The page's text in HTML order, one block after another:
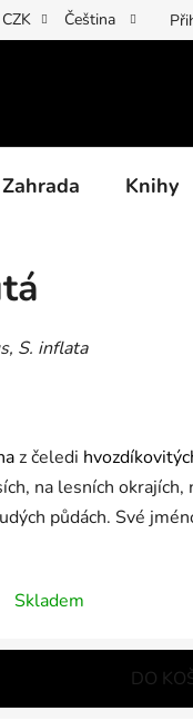
osobních údajů
CZK Čeština
Zahrada Knihy
S. inflata
z čeledi
na lesních okrajích,
půdách. Své
Skladem
DO